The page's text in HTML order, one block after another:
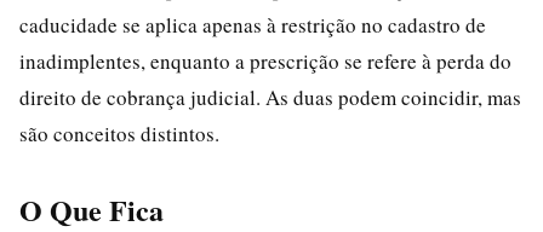
caducidade se aplica apenas à restrição no cadastro de
inadimplentes, enquanto a prescrição se refere à perda do
direito de cobrança judicial. As duas podem coincidir, mas
são conceitos distintos.
O Que Fica